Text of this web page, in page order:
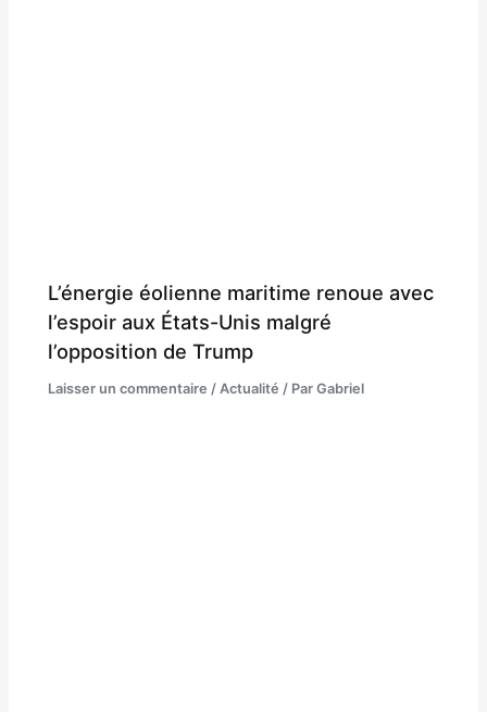
L’énergie éolienne maritime renoue avec
l’espoir aux États-Unis malgré
l’opposition de Trump
Laisser un commentaire / Actualité / ParGabriel